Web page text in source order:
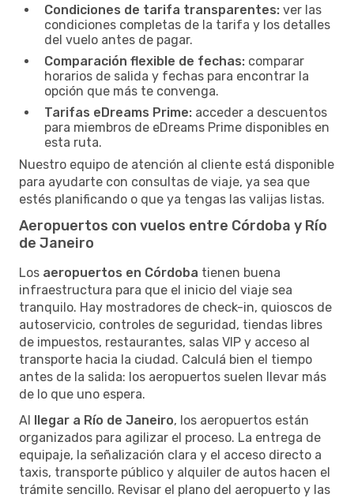
Condiciones de tarifa transparentes: ver las
condiciones completas de la tarifa y los detalles
del vuelo antes de pagar.
Comparación flexible de fechas: comparar
horarios de salida y fechas para encontrar la
opción que más te convenga.
Tarifas eDreams Prime: acceder a descuentos
para miembros de eDreams Prime disponibles en
esta ruta.
Nuestro equipo de atención al cliente está disponible
para ayudarte con consultas de viaje, ya sea que
estés planificando o que ya tengas las valijas listas.
Aeropuertos con vuelos entre Córdoba y Río
de Janeiro
Los aeropuertos en Córdoba tienen buena
infraestructura para que el inicio del viaje sea
tranquilo. Hay mostradores de check-in, quioscos de
autoservicio, controles de seguridad, tiendas libres
de impuestos, restaurantes, salas VIP y acceso al
transporte hacia la ciudad. Calculá bien el tiempo
antes de la salida: los aeropuertos suelen llevar más
de lo que uno espera.
Al llegar a Río de Janeiro, los aeropuertos están
organizados para agilizar el proceso. La entrega de
equipaje, la señalización clara y el acceso directo a
taxis, transporte público y alquiler de autos hacen el
trámite sencillo. Revisar el plano del aeropuerto y las